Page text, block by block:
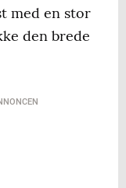
med en stor
den brede